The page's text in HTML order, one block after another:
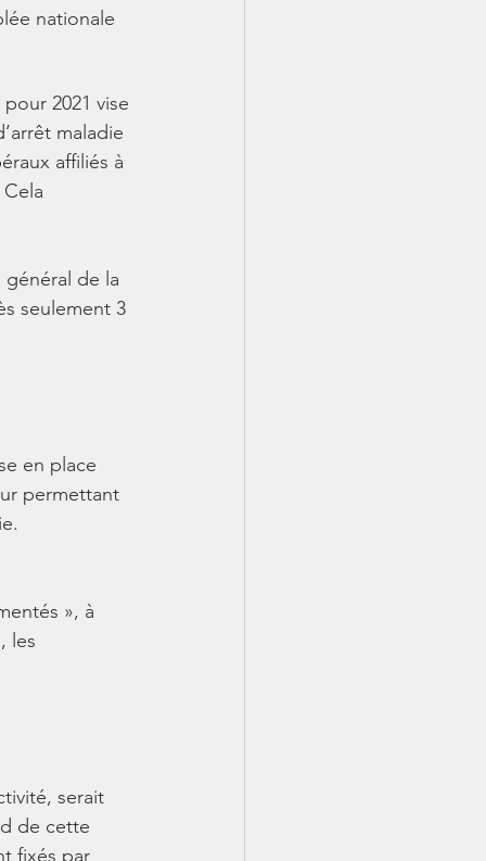
nationale
2021 vise
maladie
affiliés à
de la
seulement 3
en place
permettant
», à
les
serait
de cette
fixés par